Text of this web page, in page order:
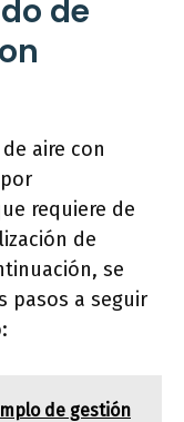
de
aire con
requiere de
de
se
pasos a seguir
de gestión